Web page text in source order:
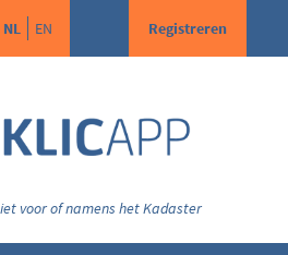
Registreren
NL EN
voor of namens het Kadaster